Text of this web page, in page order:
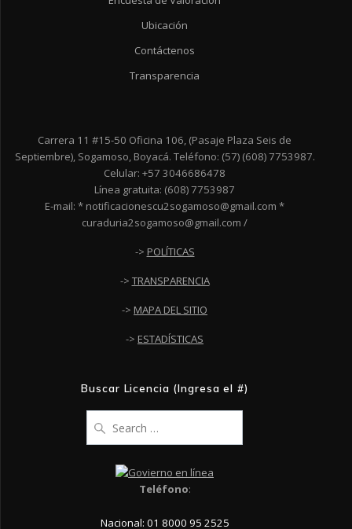
Ubicación
Contáctenos
Transparencia
Carrera 11 #15-50 Oficina 106, (Pasaje Plaza Seis de
Septiembre), Sogamoso, Boyacá. Teléfono: (57) (608) 7753987.
Celular: +57 3046686478
Línea gratuita: (608) 7753987
E-mail: * notificacionescu2sogamoso@gmail.com *
curaduria2sogamoso@gmail.com /
-> POLÍTICAS
-> TRANSPARENCIA
-> MAPA DEL SITIO
-> ESTADÍSTICAS
Buscar Licencia (Ingresa el #)
for:
Teléfono:
Nacional: 01 8000 95 2525